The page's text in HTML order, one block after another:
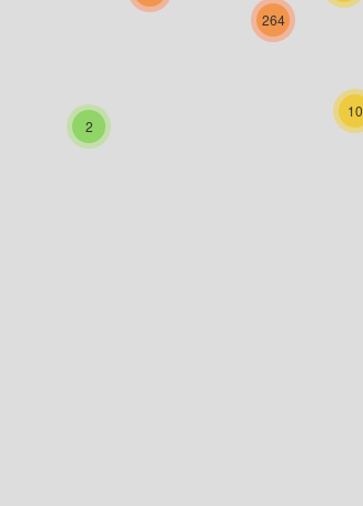
10
2
264